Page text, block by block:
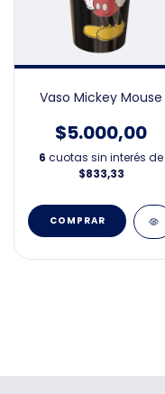
Vaso Mickey Mouse
$5.000,00
6 cuotas sin interés de
$833,33